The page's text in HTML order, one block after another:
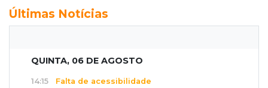
Últimas Notícias
QUINTA, 06 DE AGOSTO
14:15 Falta de acessibilidade